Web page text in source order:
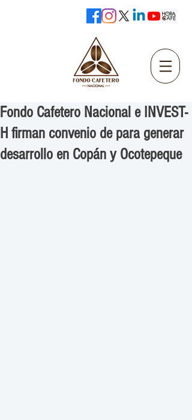
Fondo Cafetero Nacional e INVEST-
H firman convenio de para generar
desarrollo en Copán y Ocotepeque